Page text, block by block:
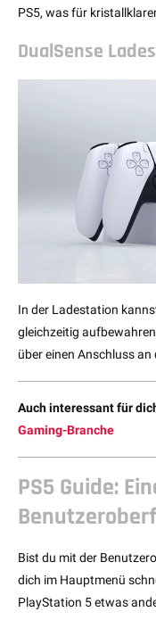
PS5, was für
DualSense
In der Ladestation
gleichzeitig
über einen Anschluss
Auch interessant für
Gaming-Branche
PS5 Guide:
Bist du mit der
dich im Hauptmenü
PlayStation 5 etwas